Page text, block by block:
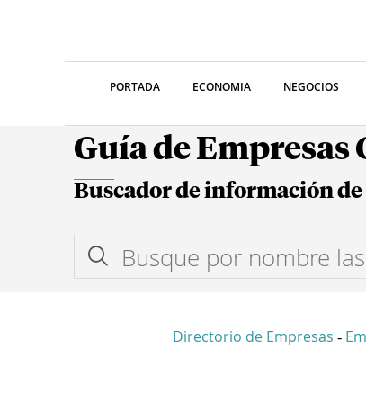
PORTADA ECONOMIA NEGOCIOS
Guía de
Buscador de información de
Directorio de Empresas -